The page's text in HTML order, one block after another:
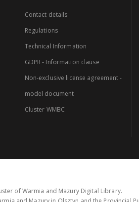
Contact details
Regulations
Technical Information
GDPR - Information clause
Non-exclusive license agreement -
model document
Cluster WMBC
of Warmia and Mazury Digital Library.